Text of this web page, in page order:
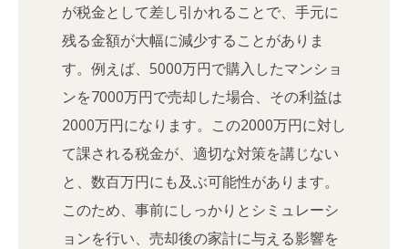
が税金として差し引かれることで、手元に
残る金額が大幅に減少することがありま
す。例えば、5000万円で購入したマンショ
ンを7000万円で売却した場合、その利益は
2000万円になります。この2000万円に対し
て課される税金が、適切な対策を講じない
と、数百万円にも及ぶ可能性があります。
このため、事前にしっかりとシミュレーシ
ョンを行い、売却後の家計に与える影響を